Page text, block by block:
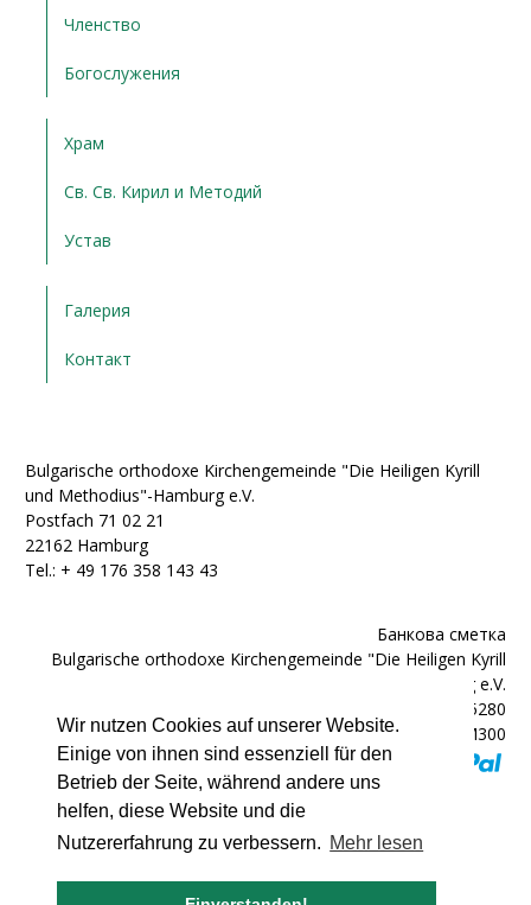
Wir nutzen Cookies auf unserer Website.
Einige von ihnen sind essenziell für den
Betrieb der Seite, während andere uns
helfen, diese Website und die
Nutzererfahrung zu verbessern. Mehr lesen
Членство
Богослужения
Храм
Св. Св. Кирил и Методий
Устав
Галерия
Контакт
Bulgarische orthodoxe Kirchengemeinde "Die Heiligen Kyrill
und Methodius"-Hamburg e.V.
Postfach 71 02 21
22162 Hamburg
Tel.: + ‭49 176 358 143 43‬
Банкова сметка
Bulgarische orthodoxe Kirchengemeinde "Die Heiligen Kyrill
und Methodius"-Hamburg e.V.
IBAN: DE92200300000602025280
BIC: HYVEDEMM300
© 2007 - 2026 bulgarische-kirche.de